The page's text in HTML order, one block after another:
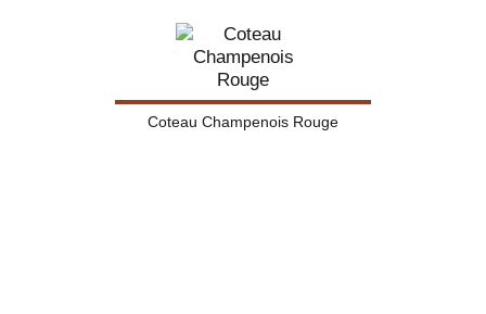
Coteau Champenois Rouge